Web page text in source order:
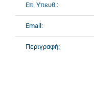
Επ. Υπευθ.:
Email:
Περιγραφή: